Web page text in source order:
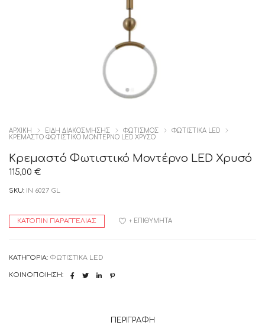
ΑΡΧΙΚΉ ΕΙΔΗ ΔΙΑΚΟΣΜΗΣΗΣ ΦΩΤΙΣΜΟΣ
ΦΩΤΙΣΤΙΚΑ LED
ΚΡΕΜΑΣΤΌ ΦΩΤΙΣΤΙΚΌ ΜΟΝΤΈΡΝΟ LED ΧΡΥΣΌ
Κρεμαστό Φωτιστικό Μοντέρνο LED Χρυσό
115,00 €
SKU: IN 6027 GL
ΚΑΤΌΠΙΝ ΠΑΡΑΓΓΕΛΊΑΣ + ΕΠΙΘΥΜΗΤΆ
ΚΑΤΗΓΟΡΊΑ: ΦΩΤΙΣΤΙΚΑ LED
ΚΟΙΝΟΠΟΊΗΣΗ:
ΠΕΡΙΓΡΑΦΉ